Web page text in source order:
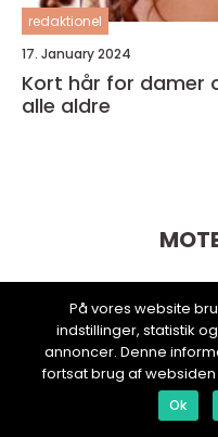
redaktionel
17. January 2024
Kort hår for damer over 50 Stil
alle aldre
På vores website
indstillinger, statistik
annoncer. Denne
fortsat brug af
Ok